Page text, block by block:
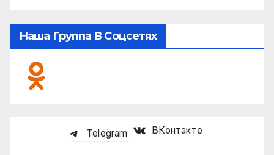
Наша Группа В Соцсетях
Telegram ВКонтакте